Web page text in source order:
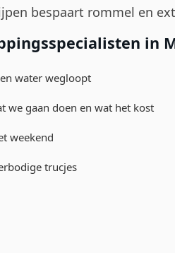
bespaart rommel en
in
water wegloopt
we gaan doen en wat het kost
weekend
trucjes